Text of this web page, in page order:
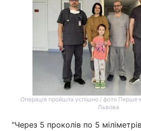
Операція пройшла успішно / фото Перше
Львова
"Через 5 проколів по 5